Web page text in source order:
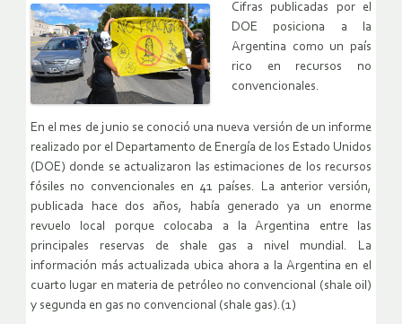
Cifras publicadas por el
DOE posiciona a la
Argentina como un país
rico en recursos no
convencionales.
En el mes de junio se conoció una nueva versión de un informe
realizado por el Departamento de Energía de los Estado Unidos
(DOE) donde se actualizaron las estimaciones de los recursos
fósiles no convencionales en 41 países. La anterior versión,
publicada hace dos años, había generado ya un enorme
revuelo local porque colocaba a la Argentina entre las
principales reservas de shale gas a nivel mundial. La
información más actualizada ubica ahora a la Argentina en el
cuarto lugar en materia de petróleo no convencional (shale oil)
y segunda en gas no convencional (shale gas).(1)